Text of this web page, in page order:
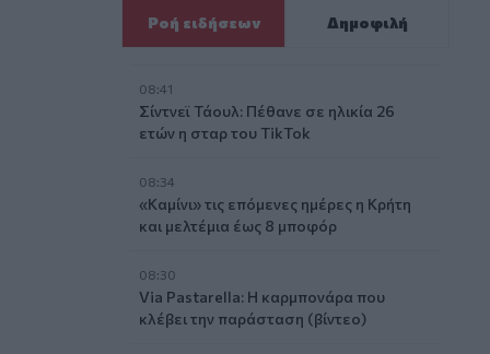
Ροή ειδήσεων Δημοφιλή
08:41
Σίντνεϊ Τάουλ: Πέθανε σε ηλικία 26
ετών η σταρ του TikTok
08:34
«Καμίνι» τις επόμενες ημέρες η Κρήτη
και μελτέμια έως 8 μποφόρ
08:30
Via Pastarella: Η καρμπονάρα που
κλέβει την παράσταση (βίντεο)